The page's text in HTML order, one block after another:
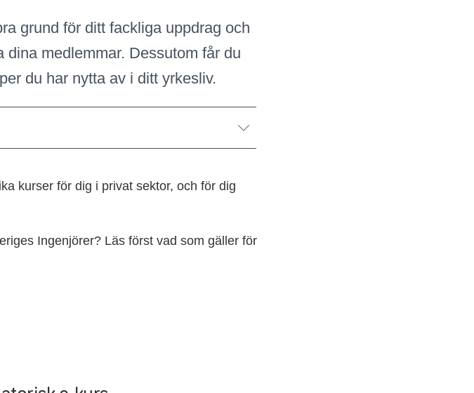
grund för ditt fackliga uppdrag och
dina medlemmar. Dessutom får du
du har nytta av i ditt yrkesliv.
kurser för dig i privat sektor, och för dig
Ingenjörer? Läs först vad som gäller för